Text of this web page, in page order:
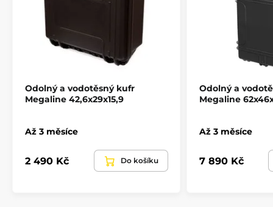
Odolný a vodotěsný kufr
Megaline 42,6x29x15,9
Až 3 měsíce
2 490 Kč Do košíku
Odolný a
Megaline
Až 3 měsíce
7 890 Kč